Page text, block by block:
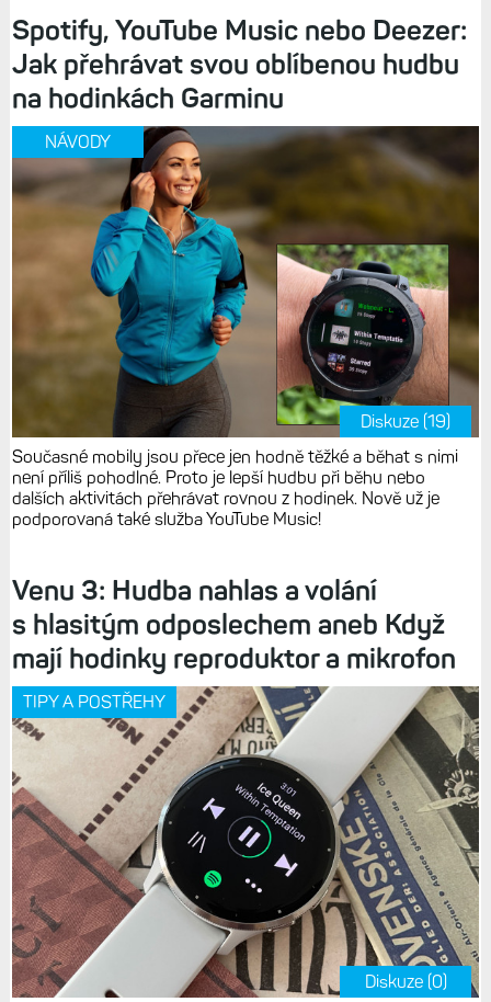
Spotify, YouTube Music nebo Deezer:
Jak přehrávat svou oblíbenou hudbu
na hodinkách Garminu
NÁVODY
Diskuze (19)
Současné mobily jsou přece jen hodně těžké a běhat s nimi
není příliš pohodlné. Proto je lepší hudbu při běhu nebo
dalších aktivitách přehrávat rovnou z hodinek. Nově už je
podporovaná také služba YouTube Music!
Venu 3: Hudba nahlas a volání
s hlasitým odposlechem aneb Když
mají hodinky reproduktor a mikrofon
TIPY A POSTŘEHY
Diskuze (0)